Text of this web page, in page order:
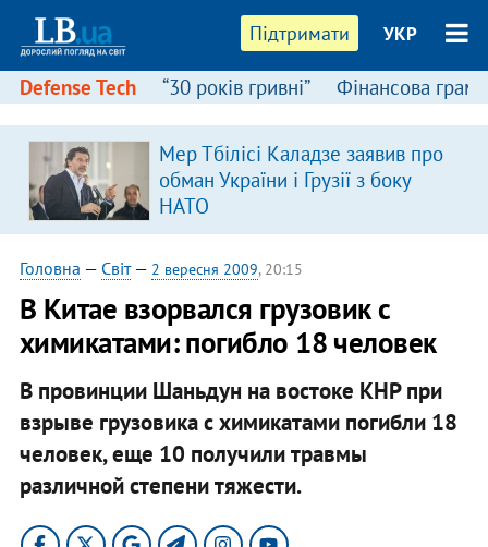
Підтримати УКР
Defense Tech “30 років гривні” Фінансова
Мер Тбілісі Каладзе заявив про
обман України і Грузії з боку
НАТО
Головна — Світ— 2 вересня 2009, 20:15
В Китае взорвался грузовик с
химикатами: погибло 18 человек
В провинции Шаньдун на востоке КНР при
взрыве грузовика с химикатами погибли 18
человек, еще 10 получили травмы
различной степени тяжести.